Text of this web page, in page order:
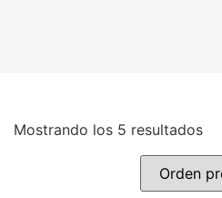
Mostrando los 5 resultados